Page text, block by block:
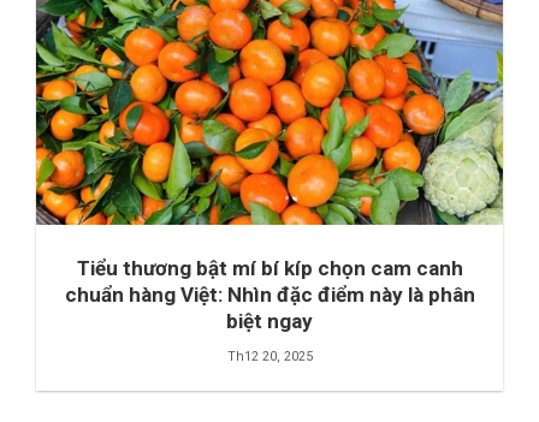
Tiểu thương bật mí bí kíp chọn cam canh
chuẩn hàng Việt: Nhìn đặc điểm này là phân
biệt ngay
Th12 20, 2025